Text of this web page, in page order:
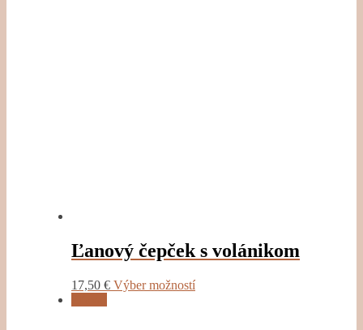
Ľanový čepček s volánikom
17,50 € Výber možnostíThis